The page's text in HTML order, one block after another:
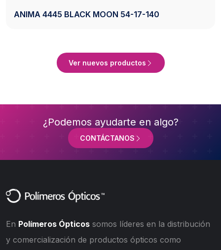
AXESS 2742 BLACK 50-20-140
Ver nuevos productos
¿Podemos ayudarte en algo?
CONTÁCTANOS
En Polímeros Ópticos somos líderes en la distribución
y comercialización de productos ópticos como